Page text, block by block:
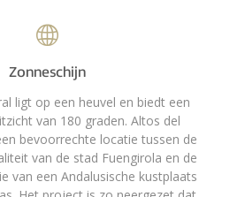
Zonneschijn
ligt op een heuvel en biedt een
van 180 graden. Altos del
bevoorrechte locatie tussen de
van de stad Fuengirola en de
van een Andalusische kustplaats